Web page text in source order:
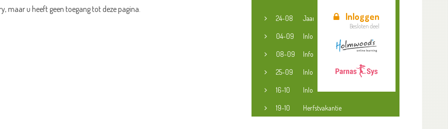
Inloggen
Besloten deel
maar u heeft geen toegang tot deze pagina.
24-08 Jaaropening
04-09 Inloopspreekuur jeugdconsulent
08-09 Informatieavond groep 3-8
25-09 Inloopspreekuur jeugdconsulent
16-10 Inloopspreekuur jeugdconsulent
19-10 Herfstvakantie